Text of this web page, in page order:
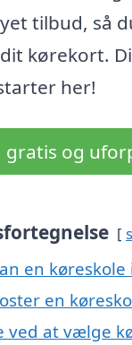
tilbud, så
kørekort.
her!
gratis og
en
en
ved at vælge